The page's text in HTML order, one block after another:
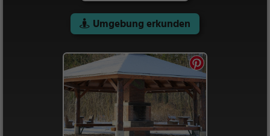
Umgebung erkunden